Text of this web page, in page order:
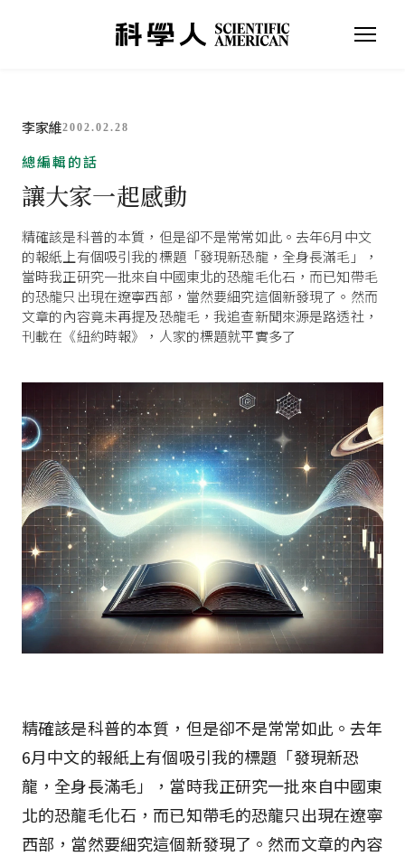
李家維2002.02.28
總編輯的話
讓大家一起感動
精確該是科普的本質，但是卻不是常常如此。去年6月中文
的報紙上有個吸引我的標題「發現新恐龍，全身長滿毛」，
當時我正研究一批來自中國東北的恐龍毛化石，而已知帶毛
的恐龍只出現在遼寧西部，當然要細究這個新發現了。然而
文章的內容竟未再提及恐龍毛，我追查新聞來源是路透社，
刊載在《紐約時報》，人家的標題就平實多了
精確該是科普的本質，但是卻不是常常如此。去年
6月中文的報紙上有個吸引我的標題「發現新恐
龍，全身長滿毛」，當時我正研究一批來自中國東
北的恐龍毛化石，而已知帶毛的恐龍只出現在遼寧
西部，當然要細究這個新發現了。然而文章的內容